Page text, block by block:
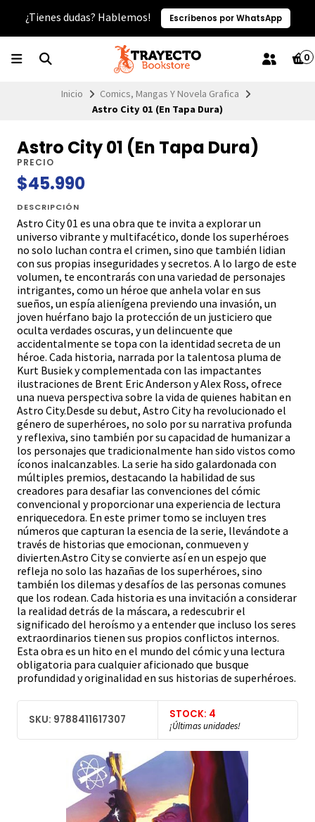
¿Tienes dudas? Hablemos! Escríbenos por WhatsApp
0
Inicio
Comics, Mangas Y Novela Grafica
Astro City 01 (En Tapa Dura)
Astro City 01 (En Tapa Dura)
PRECIO
$45.990
DESCRIPCIÓN
Astro City 01 es una obra que te invita a explorar un
universo vibrante y multifacético, donde los superhéroes
no solo luchan contra el crimen, sino que también lidian
con sus propias inseguridades y secretos. A lo largo de este
volumen, te encontrarás con una variedad de personajes
intrigantes, como un héroe que anhela volar en sus
sueños, un espía alienígena previendo una invasión, un
joven huérfano bajo la protección de un justiciero que
oculta verdades oscuras, y un delincuente que
accidentalmente se topa con la identidad secreta de un
héroe. Cada historia, narrada por la talentosa pluma de
Kurt Busiek y complementada con las impactantes
ilustraciones de Brent Eric Anderson y Alex Ross, ofrece
una nueva perspectiva sobre la vida de quienes habitan en
Astro City.Desde su debut, Astro City ha revolucionado el
género de superhéroes, no solo por su narrativa profunda
y reflexiva, sino también por su capacidad de humanizar a
los personajes que tradicionalmente han sido vistos como
íconos inalcanzables. La serie ha sido galardonada con
múltiples premios, destacando la habilidad de sus
creadores para desafiar las convenciones del cómic
convencional y proporcionar una experiencia de lectura
enriquecedora. En este primer tomo se incluyen tres
números que capturan la esencia de la serie, llevándote a
través de historias que emocionan, conmueven y
divierten.Astro City se convierte así en un espejo que
refleja no solo las hazañas de los superhéroes, sino
también los dilemas y desafíos de las personas comunes
que los rodean. Cada historia es una invitación a considerar
la realidad detrás de la máscara, a redescubrir el
significado del heroísmo y a entender que incluso los seres
extraordinarios tienen sus propios conflictos internos.
Esta obra es un hito en el mundo del cómic y una lectura
obligatoria para cualquier aficionado que busque
profundidad y originalidad en sus historias de superhéroes.
SKU: 9788411617307 STOCK: 4
¡Últimas unidades!